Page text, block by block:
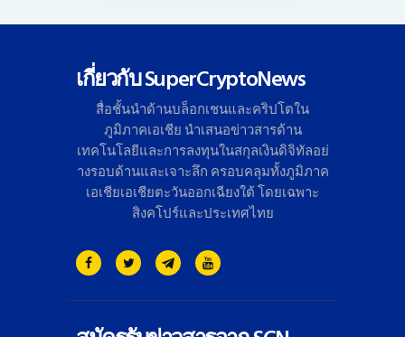
เกี่ยวกับ SuperCryptoNews
สื่อชั้นนำด้านบล็อกเชนและคริปโตใน
ภูมิภาคเอเชีย นำเสนอข่าวสารด้าน
เทคโนโลยีและการลงทุนในสกุลเงินดิจิทัลอย่
างรอบด้านและเจาะลึก ครอบคลุมทั้งภูมิภาค
เอเชียเอเชียตะวันออกเฉียงใต้ โดยเฉพาะ
สิงคโปร์และประเทศไทย